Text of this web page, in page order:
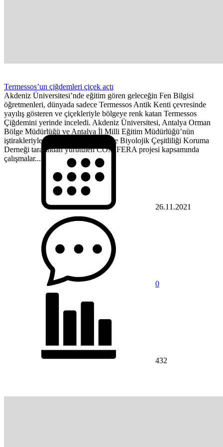
Termessos’un çiğdemleri çiçek açtı
Akdeniz Üniversitesi’nde eğitim gören geleceğin Fen Bilgisi
öğretmenleri, dünyada sadece Termessos Antik Kenti çevresinde
yayılış gösteren ve çiçekleriyle bölgeye renk katan Termessos
Çiğdemini yerinde inceledi. Akdeniz Üniversitesi, Antalya Orman
Bölge Müdürlüğü ve Antalya İl Milli Eğitim Müdürlüğü’nün
iştirakleriyle Antalya Orkidelerini ve Biyolojik Çeşitliliği Koruma
Derneği tarafından yürütülen CONIFERA projesi kapsamında
çalışmalar...
26.11.2021
0
432